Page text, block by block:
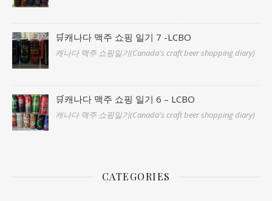
🛒캐나다 맥주 쇼핑 일기 7 -LCBO
캐나다 맥주 쇼핑일기(Canada's craft beer shopping diary)
🛒캐나다 맥주 쇼핑 일기 6 – LCBO
캐나다 맥주 쇼핑일기(Canada's craft beer shopping diary)
CATEGORIES